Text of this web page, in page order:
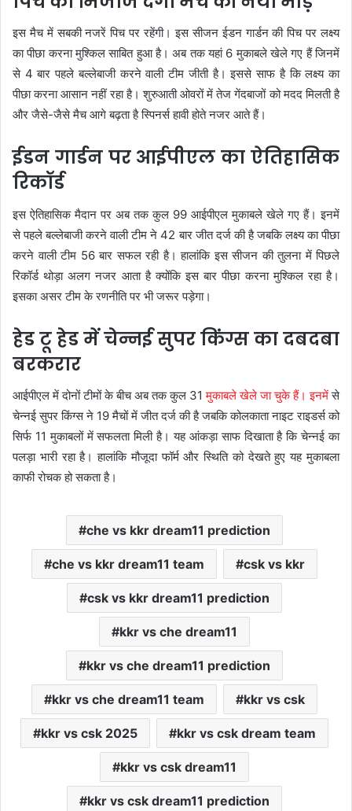
इस मैच में सबकी नजरें पिच पर रहेंगी। इस सीजन ईडन गार्डन की पिच पर लक्ष्य
का पीछा करना मुश्किल साबित हुआ है। अब तक यहां 6 मुकाबले खेले गए हैं जिनमें
से 4 बार पहले बल्लेबाजी करने वाली टीम जीती है। इससे साफ है कि लक्ष्य का
पीछा करना आसान नहीं रहा है। शुरुआती ओवरों में तेज गेंदबाजों को मदद मिलती है
और जैसे-जैसे मैच आगे बढ़ता है स्पिनर्स हावी होते नजर आते हैं।
ईडन गार्डन पर आईपीएल का ऐतिहासिक
रिकॉर्ड
इस ऐतिहासिक मैदान पर अब तक कुल 99 आईपीएल मुकाबले खेले गए हैं। इनमें
से पहले बल्लेबाजी करने वाली टीम ने 42 बार जीत दर्ज की है जबकि लक्ष्य का पीछा
करने वाली टीम 56 बार सफल रही है। हालांकि इस सीजन की तुलना में पिछले
रिकॉर्ड थोड़ा अलग नजर आता है क्योंकि इस बार पीछा करना मुश्किल रहा है।
इसका असर टीम के रणनीति पर भी जरूर पड़ेगा।
हेड टू हेड में चेन्नई सुपर किंग्स का दबदबा
बरकरार
आईपीएल में दोनों टीमों के बीच अब तक कुल 31मुकाबले खेले जा चुके हैं। इनमेंसे
चेन्नई सुपर किंग्स ने 19 मैचों में जीत दर्ज की है जबकि कोलकाता नाइट राइडर्स को
सिर्फ 11 मुकाबलों में सफलता मिली है। यह आंकड़ा साफ दिखाता है कि चेन्नई का
पलड़ा भारी रहा है। हालांकि मौजूदा फॉर्म और स्थिति को देखते हुए यह मुकाबला
काफी रोचक हो सकता है।
che vs kkr dream11 prediction
che vs kkr dream11 team csk vs kkr
csk vs kkr dream11 prediction
kkr vs che dream11
kkr vs che dream11 prediction
kkr vs che dream11 team kkr vs csk
kkr vs csk 2025 kkr vs csk dream team
kkr vs csk dream11
kkr vs csk dream11 prediction